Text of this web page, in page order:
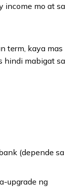
income mo at sa
term, kaya mas
hindi mabigat sa
(depende sa
upgrade ng